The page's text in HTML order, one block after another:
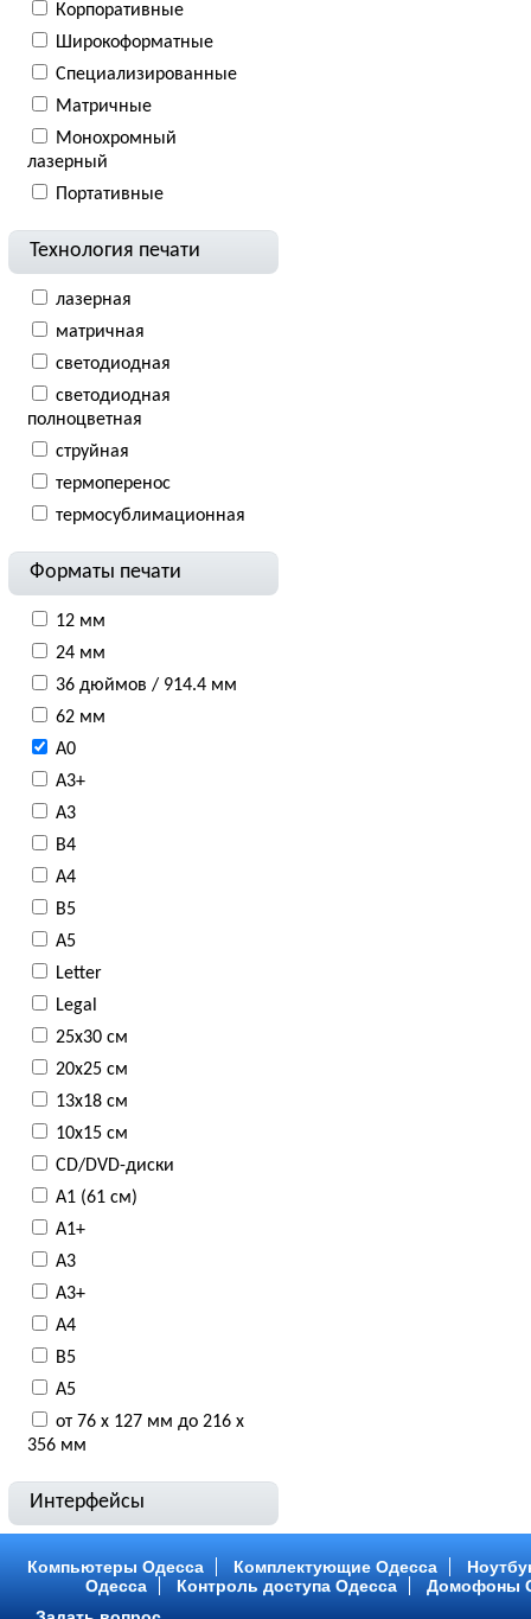
Корпоративные
Широкоформатные
Специализированные
Матричные
Монохромный
лазерный
Портативные
Технология печати
лазерная
матричная
светодиодная
светодиодная
полноцветная
струйная
термоперенос
термосублимационная
Форматы печати
12 мм
24 мм
36 дюймов / 914.4 мм
62 мм
A0
A3+
A3
B4
A4
B5
A5
Letter
Legal
25x30 см
20х25 см
13x18 см
10x15 см
CD/DVD-диски
А1 (61 см)
А1+
А3
А3+
А4
В5
А5
от 76 x 127 мм до 216 x
356 мм
Интерфейсы
Компьютеры Одесса Комплектующие Одесса
Одесса
Контроль доступа Одесса
Домофоны